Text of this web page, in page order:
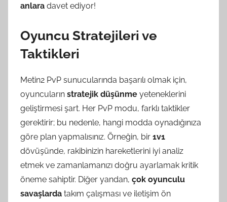
anlara davet ediyor!
Oyuncu Stratejileri ve
Taktikleri
Metin2 PvP sunucularında başarılı olmak için,
oyuncuların stratejik düşünme yeteneklerini
geliştirmesi şart. Her PvP modu, farklı taktikler
gerektirir; bu nedenle, hangi modda oynadığınıza
göre plan yapmalısınız. Örneğin, bir 1v1
dövüşünde, rakibinizin hareketlerini iyi analiz
etmek ve zamanlamanızı doğru ayarlamak kritik
öneme sahiptir. Diğer yandan, çok oyunculu
savaşlarda takım çalışması ve iletişim ön